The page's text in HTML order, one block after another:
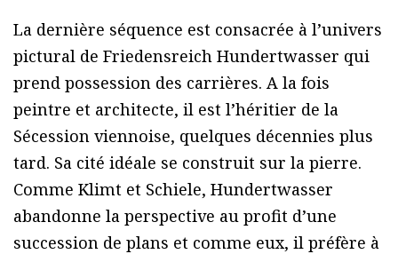
La dernière séquence est consacrée à l’univers
pictural de Friedensreich Hundertwasser qui
prend possession des carrières. A la fois
peintre et architecte, il est l’héritier de la
Sécession viennoise, quelques décennies plus
tard. Sa cité idéale se construit sur la pierre.
Comme Klimt et Schiele, Hundertwasser
abandonne la perspective au profit d’une
succession de plans et comme eux, il préfère à